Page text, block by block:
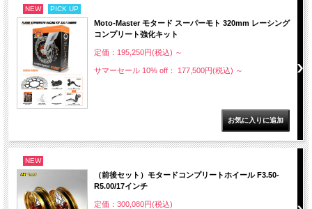
NEW PICK UP
Moto-Master モタード スーパーモト 320mm レーシング
コンプリート強化キット
定価：195,250円(税込) ～
サマーセール 10% off： 177,500円(税込) ～
NEW
（前後セット）モタードコンプリートホイール F3.50-
R5.00/17インチ
定価：300,080円(税込)